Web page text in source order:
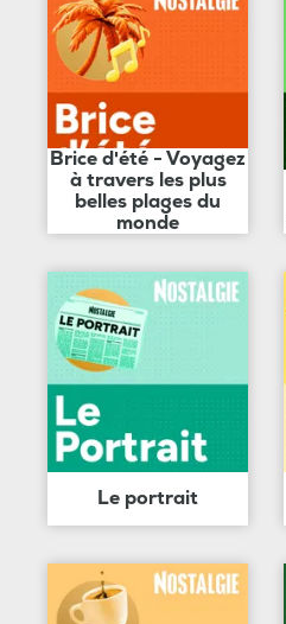
Brice d'été - Voyagez
à travers les plus
belles plages du
monde
Le portrait